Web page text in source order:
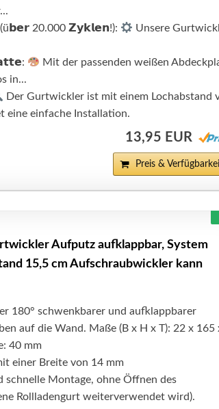
20.000 𝗭𝘆𝗸𝗹𝗲𝗻!):
Unsere
Mit der passenden weißen
in...
Der Gurtwickler ist mit einem Lochabstand
eine einfache Installation.
13,95 EUR
Preis &
Aufputz aufklappbar, System
15,5 cm Aufschraubwickler kann
180° schwenkbarer und aufklappbarer
auf die Wand. Maße (B x H x T): 22 x 165
40 mm
einer Breite von 14 mm
schnelle Montage, ohne Öffnen des
Rollladengurt weiterverwendet wird).